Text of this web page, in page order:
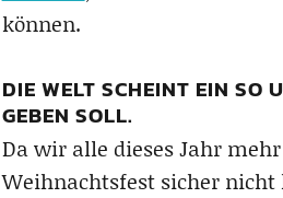
können.
DIE WELT SCHEINT EIN SO
GEBEN SOLL.
Da wir alle dieses Jahr
Weihnachtsfest sicher nicht